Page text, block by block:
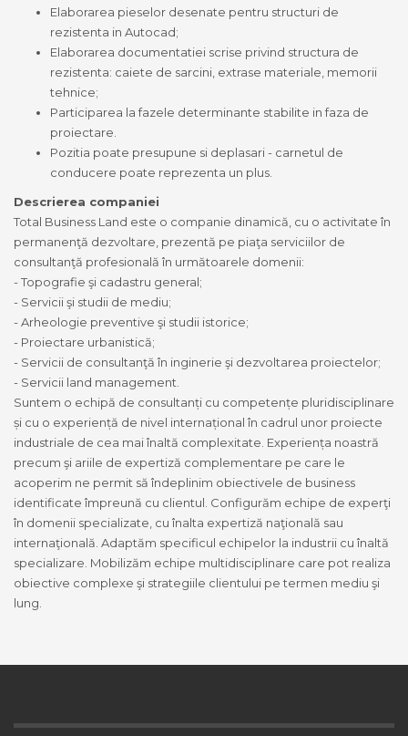
Elaborarea pieselor desenate pentru structuri de
rezistenta in Autocad;
Elaborarea documentatiei scrise privind structura de
rezistenta: caiete de sarcini, extrase materiale, memorii
tehnice;
Participarea la fazele determinante stabilite in faza de
proiectare.
Pozitia poate presupune si deplasari - carnetul de
conducere poate reprezenta un plus.
Descrierea companiei
Total Business Land este o companie dinamică, cu o activitate în
permanenţă dezvoltare, prezentă pe piaţa serviciilor de
consultanţă profesională în următoarele domenii:
- Topografie şi cadastru general;
- Servicii şi studii de mediu;
- Arheologie preventive şi studii istorice;
- Proiectare urbanistică;
- Servicii de consultanţă în inginerie şi dezvoltarea proiectelor;
- Servicii land management.
Suntem o echipă de consultanți cu competențe pluridisciplinare
și cu o experiență de nivel internațional în cadrul unor proiecte
industriale de cea mai înaltă complexitate. Experiența noastră
precum şi ariile de expertiză complementare pe care le
acoperim ne permit să îndeplinim obiectivele de business
identificate împreună cu clientul. Configurăm echipe de experţi
în domenii specializate, cu înalta expertiză naţională sau
internaţională. Adaptăm specificul echipelor la industrii cu înaltă
specializare. Mobilizăm echipe multidisciplinare care pot realiza
obiective complexe şi strategiile clientului pe termen mediu şi
lung.